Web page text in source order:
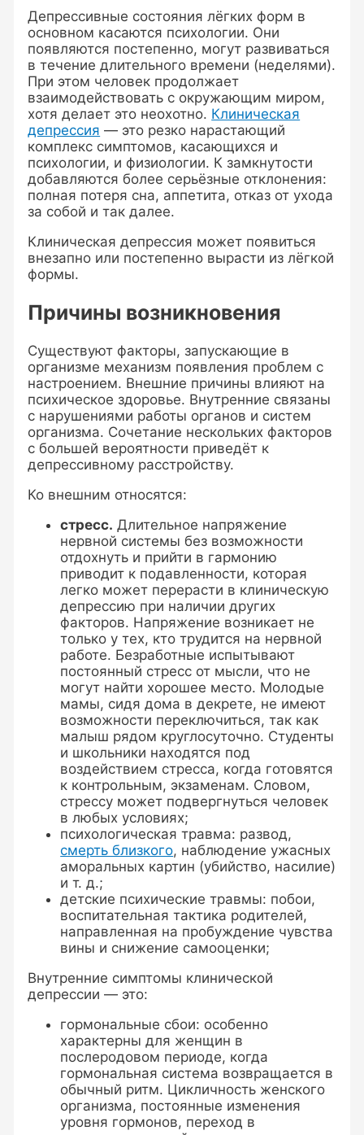
Депрессивные состояния лёгких форм в
основном касаются психологии. Они
появляются постепенно, могут развиваться
в течение длительного времени (неделями).
При этом человек продолжает
взаимодействовать с окружающим миром,
хотя делает это неохотно. Клиническая
депрессия — это резко нарастающий
комплекс симптомов, касающихся и
психологии, и физиологии. К замкнутости
добавляются более серьёзные отклонения:
полная потеря сна, аппетита, отказ от ухода
за собой и так далее.
Клиническая депрессия может появиться
внезапно или постепенно вырасти из лёгкой
формы.
Причины возникновения
Существуют факторы, запускающие в
организме механизм появления проблем с
настроением. Внешние причины влияют на
психическое здоровье. Внутренние связаны
с нарушениями работы органов и систем
организма. Сочетание нескольких факторов
с большей вероятности приведёт к
депрессивному расстройству.
Ко внешним относятся:
стресс. Длительное напряжение
нервной системы без возможности
отдохнуть и прийти в гармонию
приводит к подавленности, которая
легко может перерасти в клиническую
депрессию при наличии других
факторов. Напряжение возникает не
только у тех, кто трудится на нервной
работе. Безработные испытывают
постоянный стресс от мысли, что не
могут найти хорошее место. Молодые
мамы, сидя дома в декрете, не имеют
возможности переключиться, так как
малыш рядом круглосуточно. Студенты
и школьники находятся под
воздействием стресса, когда готовятся
к контрольным, экзаменам. Словом,
стрессу может подвергнуться человек
в любых условиях;
психологическая травма: развод,
смерть близкого, наблюдение ужасных
аморальных картин (убийство, насилие)
и т. д.;
детские психические травмы: побои,
воспитательная тактика родителей,
направленная на пробуждение чувства
вины и снижение самооценки;
Внутренние симптомы клинической
депрессии — это:
гормональные сбои: особенно
характерны для женщин в
послеродовом периоде, когда
гормональная система возвращается в
обычный ритм. Цикличность женского
организма, постоянные изменения
уровня гормонов, переход в